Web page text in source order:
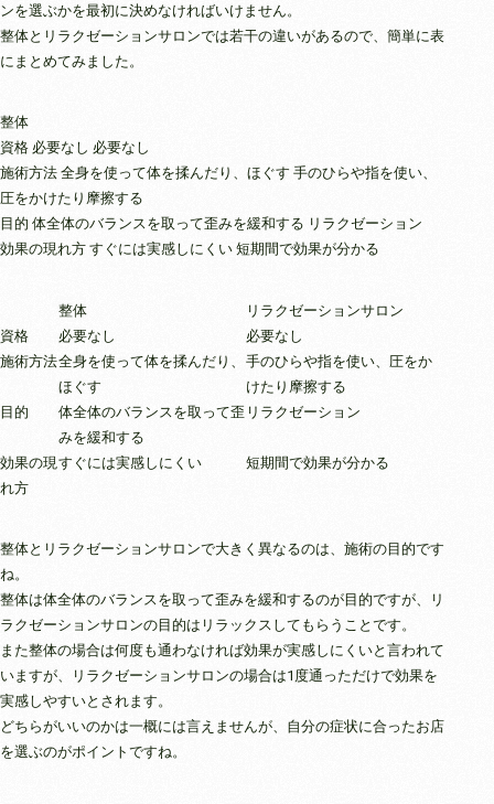
ンを選ぶかを最初に決めなければいけません。
整体とリラクゼーションサロンでは若干の違いがあるので、簡単に表
にまとめてみました。
整体
資格 必要なし 必要なし
施術方法 全身を使って体を揉んだり、ほぐす 手のひらや指を使い、
圧をかけたり摩擦する
目的 体全体のバランスを取って歪みを緩和する リラクゼーション
効果の現れ方 すぐには実感しにくい 短期間で効果が分かる
整体
リラクゼーションサロン
資格
必要なし
必要なし
施術方法全身を使って体を揉んだり、
ほぐす
手のひらや指を使い、圧をか
けたり摩擦する
目的
体全体のバランスを取って歪
みを緩和する
リラクゼーション
効果の現
れ方
すぐには実感しにくい 短期間で効果が分かる
整体とリラクゼーションサロンで大きく異なるのは、施術の目的です
ね。
整体は体全体のバランスを取って歪みを緩和するのが目的ですが、リ
ラクゼーションサロンの目的はリラックスしてもらうことです。
また整体の場合は何度も通わなければ効果が実感しにくいと言われて
いますが、リラクゼーションサロンの場合は1度通っただけで効果を
実感しやすいとされます。
どちらがいいのかは一概には言えませんが、自分の症状に合ったお店
を選ぶのがポイントですね。